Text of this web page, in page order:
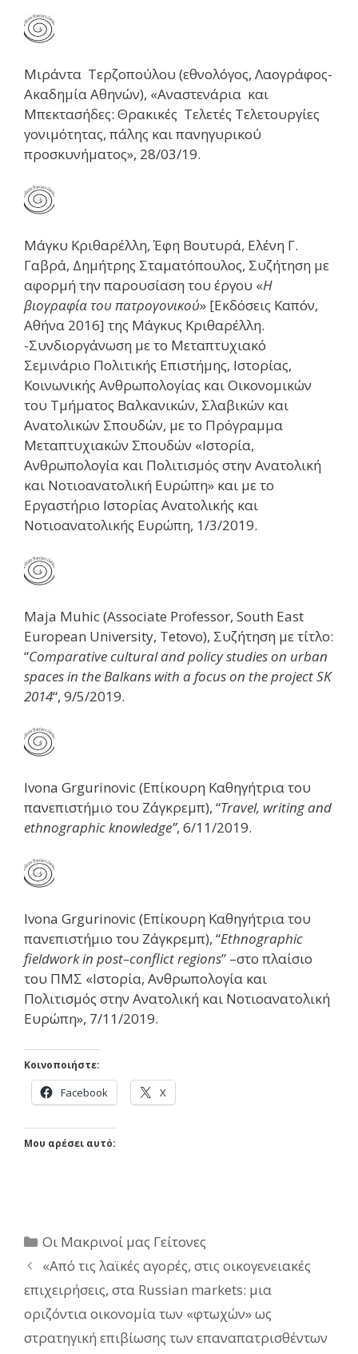
Μιράντα Τερζοπούλου (εθνολόγος, Λαογράφος-
Ακαδημία Αθηνών), «Αναστενάρια και
Μπεκτασήδες: Θρακικές Τελετές Τελετουργίες
γονιμότητας, πάλης και πανηγυρικού
προσκυνήματος», 28/03/19.
Μάγκυ Κριθαρέλλη, Έφη Βουτυρά, Ελένη Γ.
Γαβρά, Δημήτρης Σταματόπουλος, Συζήτηση με
αφορμή την παρουσίαση του έργου «Η
βιογραφία του πατρογονικού» [Εκδόσεις Καπόν,
Αθήνα 2016] της Μάγκυς Κριθαρέλλη.
-Συνδιοργάνωση με το Μεταπτυχιακό
Σεμινάριο Πολιτικής Επιστήμης, Ιστορίας,
Κοινωνικής Ανθρωπολογίας και Οικονομικών
του Τμήματος Βαλκανικών, Σλαβικών και
Ανατολικών Σπουδών, με το Πρόγραμμα
Μεταπτυχιακών Σπουδών «Ιστορία,
Ανθρωπολογία και Πολιτισμός στην Ανατολική
και Νοτιοανατολική Ευρώπη» και με το
Εργαστήριο Ιστορίας Ανατολικής και
Νοτιοανατολικής Ευρώπη, 1/3/2019.
Maja Muhic (Associate Professor, South East
European University, Tetovo), Συζήτηση με τίτλο:
“Comparative cultural and policy studies on urban
spaces in the Balkans with a focus on the project SK
2014“, 9/5/2019.
Ivona Grgurinovic (Επίκουρη Καθηγήτρια τoυ
πανεπιστήμιο του Ζάγκρεμπ), “Travel, writing and
ethnographic knowledge”, 6/11/2019.
Ivona Grgurinovic (Επίκουρη Καθηγήτρια τoυ
πανεπιστήμιο του Ζάγκρεμπ), “Ethnographic
fieldworkin post–conflictregions” –στο πλαίσιο
του ΠΜΣ «Ιστορία, Ανθρωπολογία και
Πολιτισμός στην Ανατολική και Νοτιοανατολική
Ευρώπη», 7/11/2019.
Κοινοποιήστε:
Facebook X
Μου αρέσει αυτό:
Κατηγορίες
Oι Μακρινοί μας Γείτονες
«Από τις λαϊκές αγορές, στις οικογενειακές
επιχειρήσεις, στα Russian markets: μια
οριζόντια οικονομία των «φτωχών» ως
στρατηγική επιβίωσης των επαναπατρισθέντων